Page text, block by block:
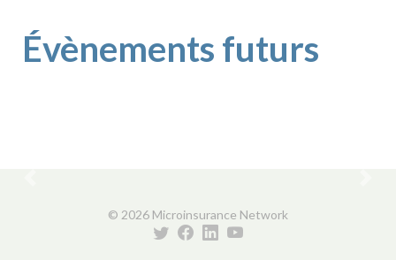
Évènements futurs
© 2026 Microinsurance Network